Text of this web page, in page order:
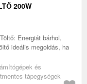
200W
Energiát bárhol,
ideális megoldás, ha
és
tápegységek